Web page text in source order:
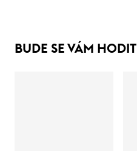
BUDE SE VÁM HODIT